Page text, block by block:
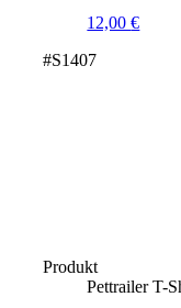
12,00€
#S1407
Produkt
Pettrailer T-